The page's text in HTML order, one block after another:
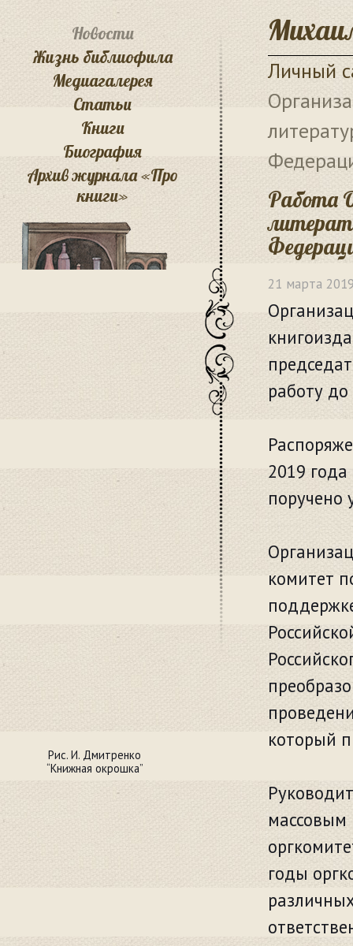
Личный
Работа
21 марта
работу
2019
поручено
комитет
который
массовым
годы
Новости
Жизнь библиофила
Медиагалерея
Статьи
Книги
Биография
Архив журнала «Про
книги»
Рис. И. Дмитренко
“Книжная окрошка”